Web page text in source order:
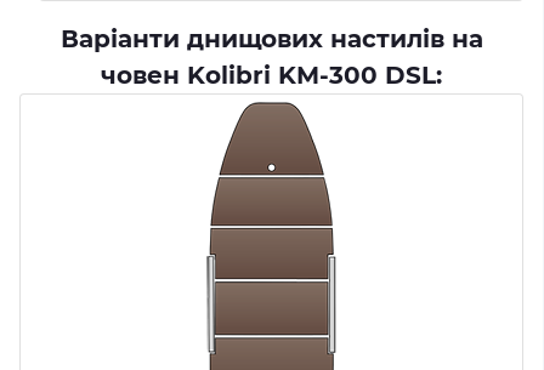
Варіанти днищових настилів на
човен Kolibri KM-300 DSL: